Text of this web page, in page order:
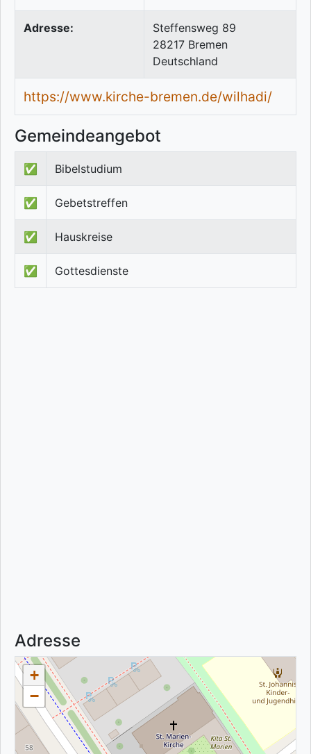
Adresse:
Steffensweg 89
28217 Bremen
Deutschland
https://www.kirche-bremen.de/wilhadi/
Gemeindeangebot
✅ Bibelstudium
✅ Gebetstreffen
✅ Hauskreise
✅ Gottesdienste
Adresse
+
−